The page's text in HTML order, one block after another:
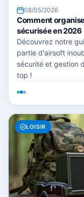
08/05/2026
Comment
sécurisée en 2026
Découvrez notre
partie d'airsoft
sécurité et gestion
top !
LOISIR